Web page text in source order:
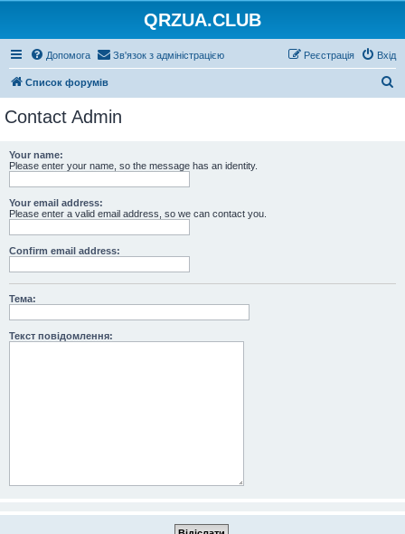
QRZUA.CLUB
Допомога Зв'язок з адміністрацією Вхід
Реєстрація
Список форумів
Contact Admin
Your name:
Please enter your name, so the message has an identity.
Your email address:
Please enter a valid email address, so we can contact you.
Confirm email address:
Тема:
Текст повідомлення: